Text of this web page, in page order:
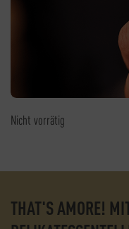
Nicht vorrätig
THAT'S AMORE!